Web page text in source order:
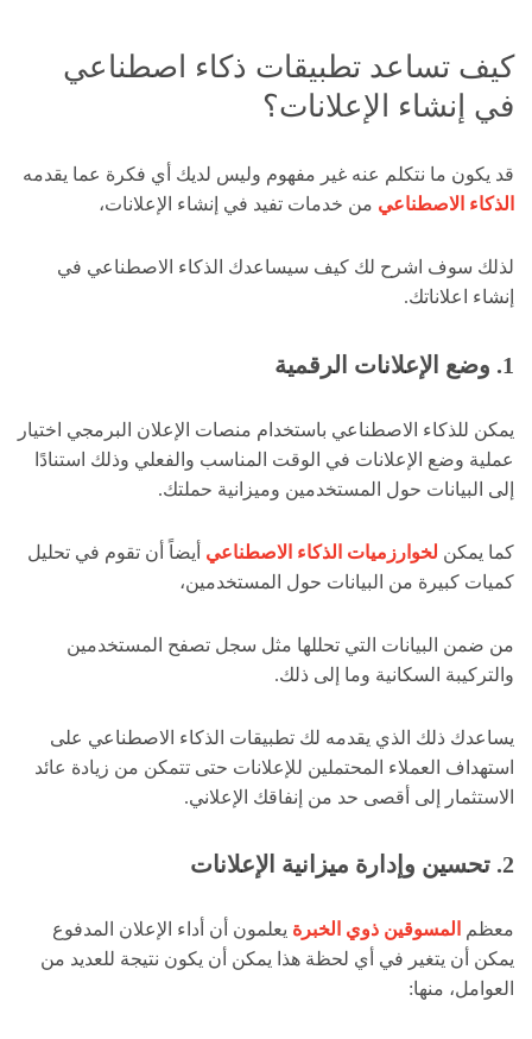
كيف تساعد تطبيقات ذكاء اصطناعي
في إنشاء الإعلانات؟
قد يكون ما نتكلم عنه غير مفهوم وليس لديك أي فكرة عما يقدمه
الذكاء الاصطناعي من خدمات تفيد في إنشاء الإعلانات،
لذلك سوف اشرح لك كيف سيساعدك الذكاء الاصطناعي في
إنشاء اعلاناتك.
1. وضع الإعلانات الرقمية
يمكن للذكاء الاصطناعي باستخدام منصات الإعلان البرمجي اختيار
عملية وضع الإعلانات في الوقت المناسب والفعلي وذلك استنادًا
إلى البيانات حول المستخدمين وميزانية حملتك.
كما يمكن لخوارزميات الذكاء الاصطناعي أيضاً أن تقوم في تحليل
كميات كبيرة من البيانات حول المستخدمين،
من ضمن البيانات التي تحللها مثل سجل تصفح المستخدمين
والتركيبة السكانية وما إلى ذلك.
يساعدك ذلك الذي يقدمه لك تطبيقات الذكاء الاصطناعي على
استهداف العملاء المحتملين للإعلانات حتى تتمكن من زيادة عائد
الاستثمار إلى أقصى حد من إنفاقك الإعلاني.
2. تحسين وإدارة ميزانية الإعلانات
معظم المسوقين ذوي الخبرة يعلمون أن أداء الإعلان المدفوع
يمكن أن يتغير في أي لحظة هذا يمكن أن يكون نتيجة للعديد من
العوامل، منها: